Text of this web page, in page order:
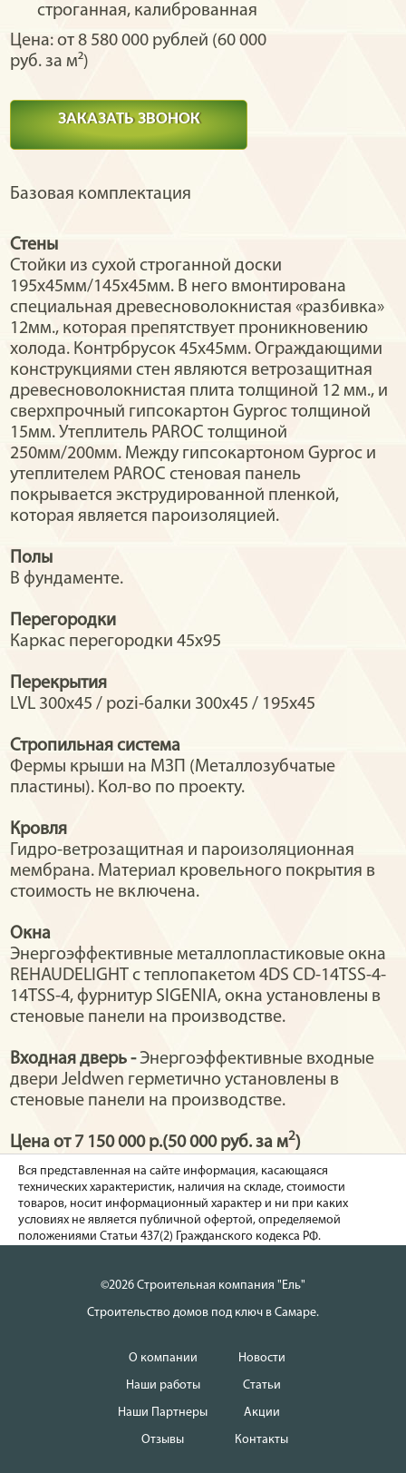
строганная, калиброванная
Цена: от 8 580 000 рублей (60 000
руб. за м²)
ЗАКАЗАТЬ ЗВОНОК
Базовая комплектация
Стены
Стойки из сухой строганной доски
195х45мм/145x45мм. В него вмонтирована
специальная древесноволокнистая «разбивка»
12мм., которая препятствует проникновению
холода. Контрбрусок 45х45мм. Ограждающими
конструкциями стен являются ветрозащитная
древесноволокнистая плита толщиной 12 мм., и
сверхпрочный гипсокартон Gyproc толщиной
15мм. Утеплитель PAROC толщиной
250мм/200мм. Между гипсокартоном Gyproc и
утеплителем PAROC стеновая панель
покрывается экструдированной пленкой,
которая является пароизоляцией.
Полы
В фундаменте.
Перегородки
Каркас перегородки 45х95
Перекрытия
LVL 300x45 / pozi-балки 300х45 / 195х45
Стропильная система
Фермы крыши на МЗП (Металлозубчатые
пластины). Кол-во по проекту.
Кровля
Гидро-ветрозащитная и пароизоляционная
мембрана. Материал кровельного покрытия в
стоимость не включена.
Окна
Энергоэффективные металлопластиковые окна
REHAUDELIGHT с теплопакетом 4DS CD-14TSS-4-
14TSS-4, фурнитур SIGENIA, окна установлены в
стеновые панели на производстве.
Входная дверь -Энергоэффективные входные
двери Jeldwen герметично установлены в
стеновые панели на производстве.
Цена от 7 150 000 р.(50 000 руб. за м2)
Вся представленная на сайте информация, касающаяся
технических характеристик, наличия на складе, стоимости
товаров, носит информационный характер и ни при каких
условиях не является публичной офертой, определяемой
положениями Статьи 437(2) Гражданского кодекса РФ.
©2026 Строительная компания "Ель"
Строительство домов под ключ в Самаре.
О компании
Наши работы
Наши Партнеры
Отзывы
Новости
Статьи
Акции
Контакты